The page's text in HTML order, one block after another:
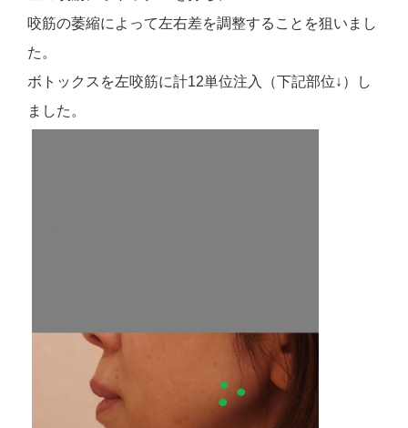
咬筋の萎縮によって左右差を調整することを狙いまし
た。
ボトックスを左咬筋に計12単位注入（下記部位↓）し
ました。